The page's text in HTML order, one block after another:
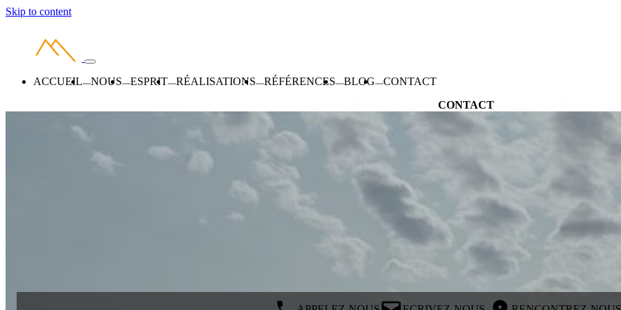
Skip to content
ACCUEIL NOUS ESPRIT RÉALISATIONS RÉFÉRENCES BLOG
CONTACT
CONTACT